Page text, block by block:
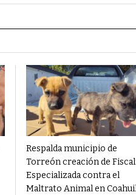
Respalda municipio de
Torreón creación de
Especializada contra el
Maltrato Animal en